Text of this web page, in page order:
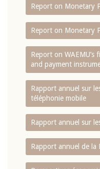
Report on Monetary
Report on Monetary
Report on WAEMU’s
and payment
Rapport annuel sur
téléphonie mobile
Rapport annuel sur
Rapport annuel de la